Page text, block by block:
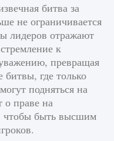
FC 25
0 1
битва за
не ограничивается
лидеров отражают
к
превращая
где только
подняться на
о праве на
чтобы быть высшим